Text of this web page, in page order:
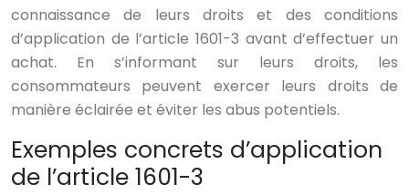
connaissance de leurs droits et des conditions
d’application de l’article 1601-3 avant d’effectuer un
achat. En s’informant sur leurs droits, les
consommateurs peuvent exercer leurs droits de
manière éclairée et éviter les abus potentiels.
Exemples concrets d’application
de l’article 1601-3